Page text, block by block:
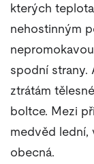
kterých
nehostinným
spodní strany.
ztrátám
boltce. Mezi
medvěd lední,
obecná.